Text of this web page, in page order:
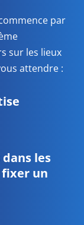
par
sur les lieux
attendre :
les
un